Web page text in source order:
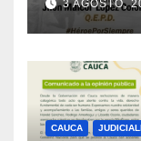
3 AGOSTO,
CAUCA